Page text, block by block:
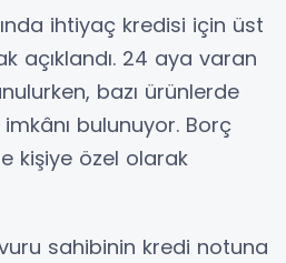
ihtiyaç kredisi için üst
açıklandı. 24 aya varan
bazı ürünlerde
bulunuyor. Borç
kişiye özel olarak
sahibinin kredi notuna